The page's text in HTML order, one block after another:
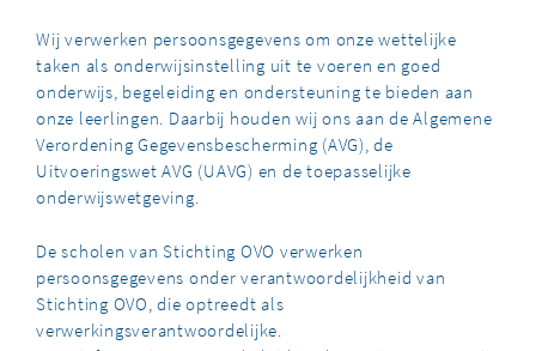
Wij verwerken persoonsgegevens om onze wettelijke
taken als onderwijsinstelling uit te voeren en goed
onderwijs, begeleiding en ondersteuning te bieden aan
onze leerlingen. Daarbij houden wij ons aan de Algemene
Verordening Gegevensbescherming (AVG), de
Uitvoeringswet AVG (UAVG) en de toepasselijke
onderwijswetgeving.
De scholen van Stichting OVO verwerken
persoonsgegevens onder verantwoordelijkheid van
Stichting OVO, die optreedt als
verwerkingsverantwoordelijke.